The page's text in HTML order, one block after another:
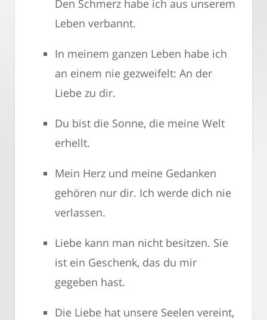
Den Schmerz habe ich aus unserem
Leben verbannt.
In meinem ganzen Leben habe ich
an einem nie gezweifelt: An der
Liebe zu dir.
Du bist die Sonne, die meine Welt
erhellt.
Mein Herz und meine Gedanken
gehören nur dir. Ich werde dich nie
verlassen.
Liebe kann man nicht besitzen. Sie
ist ein Geschenk, das du mir
gegeben hast.
Die Liebe hat unsere Seelen vereint,